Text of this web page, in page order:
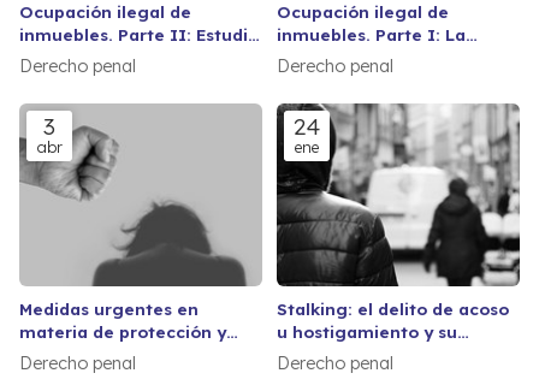
Ocupación ilegal de
inmuebles. Parte II: Estudio
de las distintas acciones
legales: vía penal.
Derecho penal
Ocupación ilegal de
inmuebles. Parte I: La
delimitación entre el delito
de allanamiento de morada
y el delito de usurpación de
bienes inmuebles. Breve
análisis del concepto de
morada.
Derecho penal
3
abr
Medidas urgentes en
materia de protección y
asistencia a las víctimas de
violencia de género en
Derecho penal
24
ene
Stalking: el delito de acoso
u hostigamiento y su
regulación en el Código
Derecho penal